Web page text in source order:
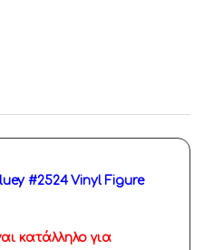
#2524 Vinyl Figure
κατάλληλο για